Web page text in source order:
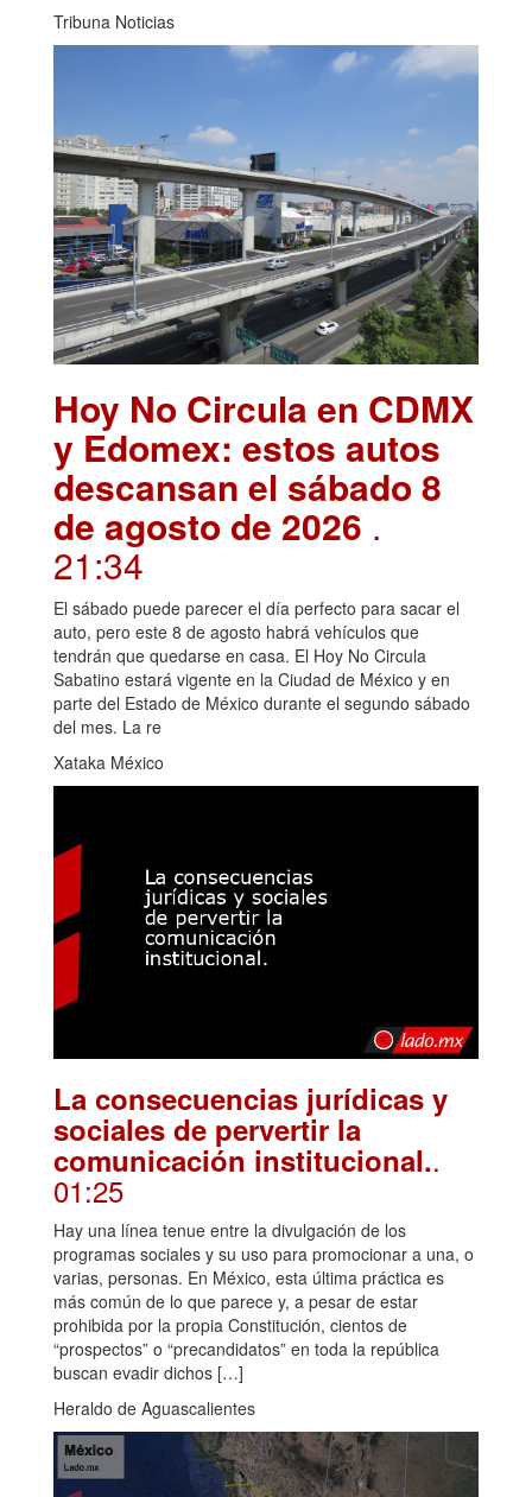
Tribuna Noticias
Hoy No Circula en CDMX
y Edomex: estos autos
descansan el sábado 8
de agosto de 2026 .
21:34
El sábado puede parecer el día perfecto para sacar el
auto, pero este 8 de agosto habrá vehículos que
tendrán que quedarse en casa. El Hoy No Circula
Sabatino estará vigente en la Ciudad de México y en
parte del Estado de México durante el segundo sábado
del mes. La re
Xataka México
La consecuencias jurídicas y
sociales de pervertir la
comunicación institucional..
01:25
Hay una línea tenue entre la divulgación de los
programas sociales y su uso para promocionar a una, o
varias, personas. En México, esta última práctica es
más común de lo que parece y, a pesar de estar
prohibida por la propia Constitución, cientos de
“prospectos” o “precandidatos” en toda la república
buscan evadir dichos […]
Heraldo de Aguascalientes